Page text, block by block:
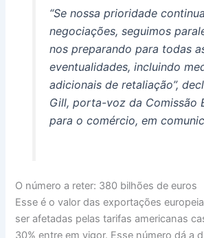
“Se nossa prioridade
negociações, seguimos
nos preparando para todas
eventualidades, incluindo
adicionais de retaliação”,
Gill, porta-voz da Comissão
para o comércio, em
O número a reter: 380 bilhões de euros
Esse é o valor das exportações
ser afetadas pelas tarifas americanas
30% entre em vigor. Esse número dá a